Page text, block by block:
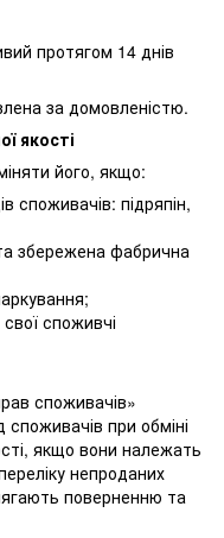
протягом 14 днів
​​за домовленістю.
якості
його, якщо:
споживачів: підряпін,
збережена фабрична
споживчі
споживачів»
при обміні
якщо вони належать
непроданих
поверненню та